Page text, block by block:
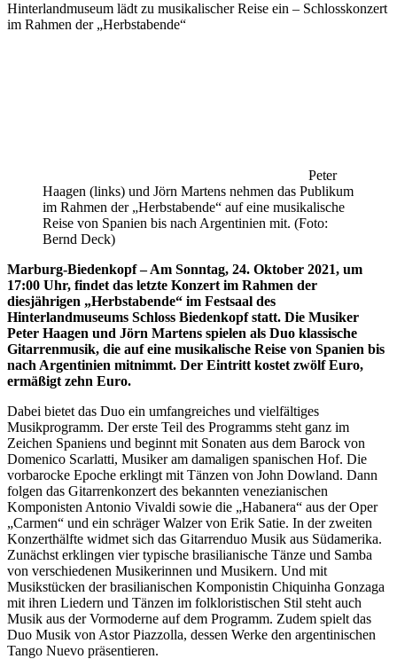
Hinterlandmuseum lädt zu musikalischer Reise ein – Schlosskonzert
im Rahmen der „Herbstabende“
Peter
Haagen (links) und Jörn Martens nehmen das Publikum
im Rahmen der „Herbstabende“ auf eine musikalische
Reise von Spanien bis nach Argentinien mit. (Foto:
Bernd Deck)
Marburg-Biedenkopf – Am Sonntag, 24. Oktober 2021, um
17:00 Uhr, findet das letzte Konzert im Rahmen der
diesjährigen „Herbstabende“ im Festsaal des
Hinterlandmuseums Schloss Biedenkopf statt. Die Musiker
Peter Haagen und Jörn Martens spielen als Duo klassische
Gitarrenmusik, die auf eine musikalische Reise von Spanien bis
nach Argentinien mitnimmt. Der Eintritt kostet zwölf Euro,
ermäßigt zehn Euro.
Dabei bietet das Duo ein umfangreiches und vielfältiges
Musikprogramm. Der erste Teil des Programms steht ganz im
Zeichen Spaniens und beginnt mit Sonaten aus dem Barock von
Domenico Scarlatti, Musiker am damaligen spanischen Hof. Die
vorbarocke Epoche erklingt mit Tänzen von John Dowland. Dann
folgen das Gitarrenkonzert des bekannten venezianischen
Komponisten Antonio Vivaldi sowie die „Habanera“ aus der Oper
„Carmen“ und ein schräger Walzer von Erik Satie. In der zweiten
Konzerthälfte widmet sich das Gitarrenduo Musik aus Südamerika.
Zunächst erklingen vier typische brasilianische Tänze und Samba
von verschiedenen Musikerinnen und Musikern. Und mit
Musikstücken der brasilianischen Komponistin Chiquinha Gonzaga
mit ihren Liedern und Tänzen im folkloristischen Stil steht auch
Musik aus der Vormoderne auf dem Programm. Zudem spielt das
Duo Musik von Astor Piazzolla, dessen Werke den argentinischen
Tango Nuevo präsentieren.